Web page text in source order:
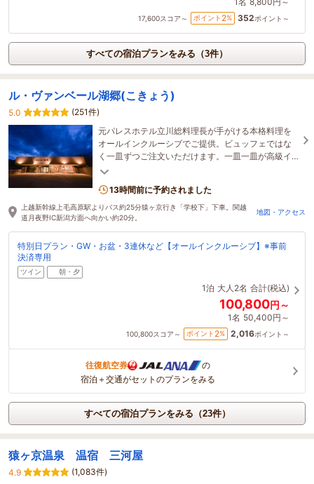
17,600スコア～ ポイント 2% 352ポイント～
すべての宿泊プランをみる（3件）
ル・ヴァンベール湖郷(こきょう)
5.0
(251件)
元パレスホテル立川総料理長が手がける本格料理を
オールインクルーシブでご提供。ビュッフェではな
く一皿ずつご注文いただけます。一皿一皿が高級イ
タリアンのコース料理に匹敵するクオリティです。
13時間前に予約されました
上越新幹線上毛高原駅よりバス約25分猿ヶ京行き「学校下」下車。関越
道月夜野IC新潟方面へ向かい約20分。
地図・アクセス
特別日プラン・GW・お盆・3連休など【オールインクルーシブ】※事前
決済専用
ツイン 朝・夕
1泊 大人2名 合計(税込)
100,800円～
1名 50,400円～
100,800スコア～ ポイント 2% 2,016ポイント～
往復航空券
の
宿泊＋交通がセットのプランをみる
すべての宿泊プランをみる（23件）
猿ヶ京温泉 温宿 三河屋
4.9
(1,083件)